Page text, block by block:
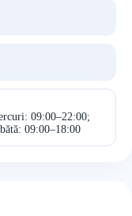
09:00–22:00;
09:00–18:00